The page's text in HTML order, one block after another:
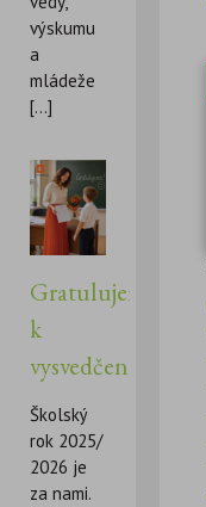
výskumu
a
mládeže
[...]
Gratulujeme
k
vysvedčeniu!
Školský
rok 2025/
2026 je
za nami.